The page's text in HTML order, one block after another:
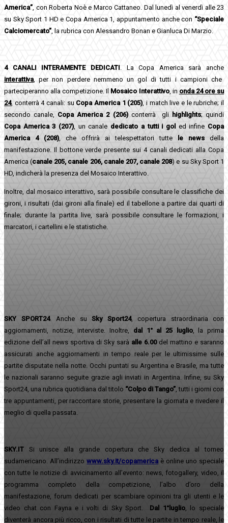
America” , con Roberta Noè e Marco Cattaneo. Dal lunedì al venerdì alle 23
su Sky Sport 1 HD e Copa America 1, appuntamento anche con “Speciale
Calciomercato” , la rubrica con Alessandro Bonan e Gianluca Di Marzio.
4 CANALI INTERAMENTE DEDICATI . La Copa America sarà anche
interattiva, per non perdere nemmeno un gol di tutti i campioni che
parteciperanno alla competizione. Il Mosaico Interattivo, in onda 24 ore su
24, conterrà 4 canali: su Copa America 1 (205) , i match live e le rubriche; il
secondo canale, Copa America 2 (206)conterrà glihighlights; quindi
Copa America 3 (207) , un canale dedicato a tutti i goled infine Copa
America 4 (208) , che offrirà ai telespettatori tutte le news della
manifestazione. Il bottone verde presente sui 4 canali dedicati alla Copa
America (canale 205, canale 206, canale 207, canale 208) e su Sky Sport 1
HD, indicherà la presenza del Mosaico Interattivo.
Inoltre, dal mosaico interattivo, sarà possibile consultare le classifiche dei
gironi, i risultati (dai gironi alla finale) ed il tabellone a partire dai quarti di
finale; durante la partita live, sarà possibile consultare le formazioni, i
marcatori, i cartellini e le statistiche.
SKY SPORT24. Anche su Sky Sport24, copertura straordinaria con
aggiornamenti, notizie, interviste. Inoltre, dal 1° al 25 luglio, la prima
edizione dell’all news sportiva di Sky sarà alle 6.00del mattino e saranno
assicurati anche aggiornamenti in tempo reale per le ultimissime sulle
partite disputate nella notte. Occhi puntati su Argentina e Brasile, ma tutte
le nazionali saranno seguite grazie agli inviati in Argentina. Infine, su Sky
Sport24, una rubrica quotidiana dal titolo “Colpo di Tango” , tutti i giorni con
tre appuntamenti, per raccontare storie, presentare la giornata e rivedere il
meglio di quella passata.
SKY.IT Si unisce alla grande copertura che Sky dedica al torneo
sudamericano. All’indirizzo www.sky.it/copamerica è online uno speciale
con tutte le notizie di avvicinamento all’evento: news, fotogallery, video, il
programma completo della competizione, l’albo d’oro della
manifestazione, forum dedicati per scambiare opinioni tra gli utenti e le
video chat con Fayna e i volti di Sky Sport. Dal 1°luglio, lo speciale
diventerà ancora più ricco, con i risultati di tutte le partite in tempo reale, le